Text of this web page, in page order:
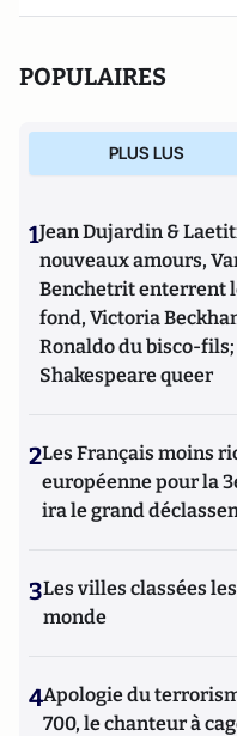
POPULAIRES
PLUS LUS
1Jean Dujardin &
nouveaux amours,
Benchetrit enterrent
fond, Victoria
Ronaldo du bisco-
Shakespeare queer
2Les Français moins
européenne pour la
ira le grand
3Les villes classées
monde
4Apologie du
700, le chanteur à